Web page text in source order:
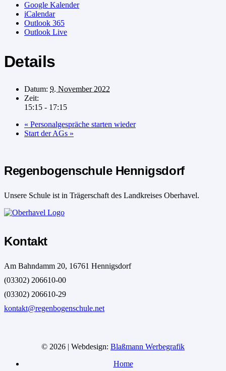
Google Kalender
iCalendar
Outlook 365
Outlook Live
Details
Datum: 9. November 2022
Zeit:
15:15 - 17:15
« Personalgespräche starten wieder
Start der AGs »
Regenbogenschule Hennigsdorf
Unsere Schule ist in Trägerschaft des Landkreises Oberhavel.
Kontakt
Am Bahndamm 20, 16761 Hennigsdorf
(03302) 206610-00
(03302) 206610-29
kontakt@regenbogenschule.net
© 2026 | Webdesign: Blaßmann Werbegrafik
Home